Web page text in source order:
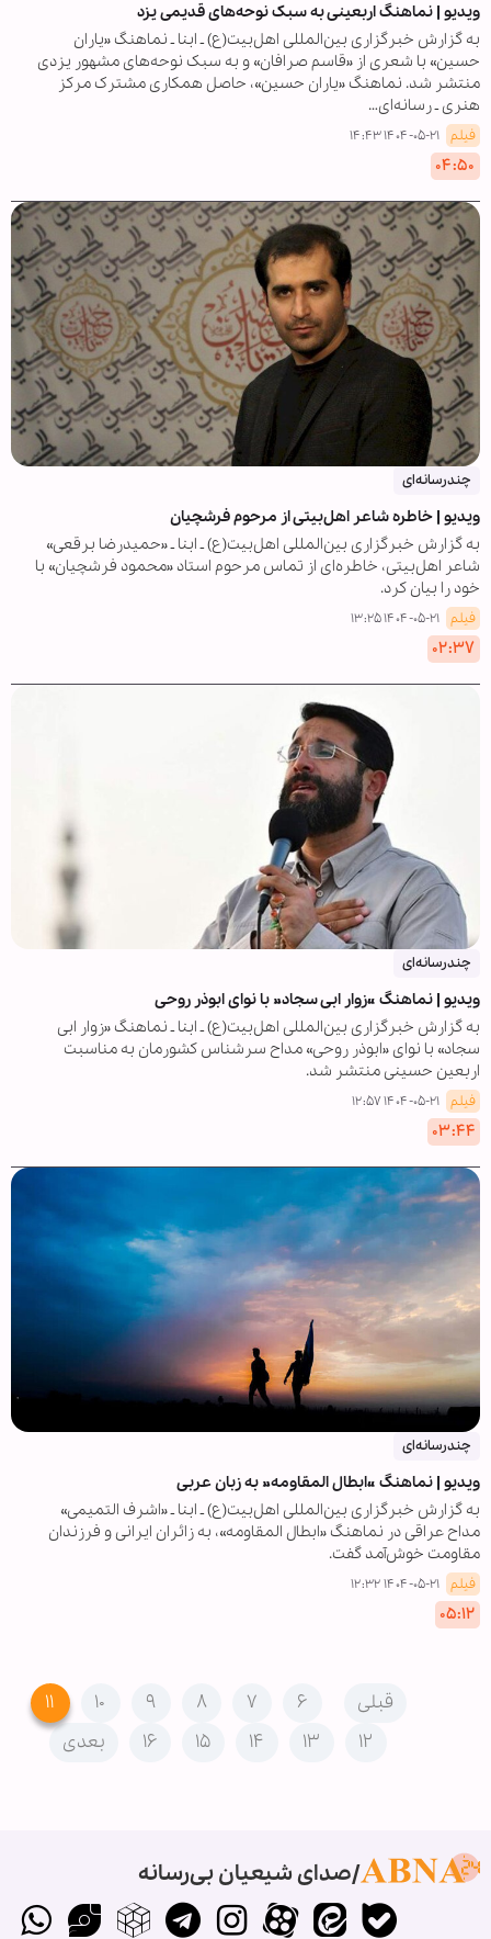
ویدیو | نماهنگ اربعینی به سبک نوحه‌های قدیمی یزد
به گزارش خبرگزاری بین‌المللی اهل‌بیت(ع) ـ ابنا ـ نماهنگ «یاران
حسین» با شعری از «قاسم صرافان» و به سبک نوحه‌های مشهور یزدی
منتشر شد. نماهنگ «یاران حسین»، حاصل همکاری مشترک مرکز
هنری ـ رسانه‌ای…
فیلم ۱۴۰۴-۰۵-۲۱ ۱۴:۴۳
۰۴:۵۰
چندرسانه‌ای
ویدیو | خاطره شاعر اهل‌بیتی از مرحوم فرشچیان
به گزارش خبرگزاری بین‌المللی اهل‌بیت(ع) ـ ابنا ـ «حمیدرضا برقعی»
شاعر اهل‌بیتی، خاطره‌ای از تماس مرحوم استاد «محمود فرشچیان» با
خود را بیان کرد.
فیلم ۱۴۰۴-۰۵-۲۱ ۱۳:۲۵
۰۲:۳۷
چندرسانه‌ای
ویدیو | نماهنگ «زوار ابی سجاد» با نوای ابوذر روحی
به گزارش خبرگزاری بین‌المللی اهل‌بیت(ع) ـ ابنا ـ نماهنگ «زوار ابی
سجاد» با نوای «ابوذر روحی» مداح سرشناس کشورمان به مناسبت
اربعین حسینی منتشر شد.
فیلم ۱۴۰۴-۰۵-۲۱ ۱۲:۵۷
۰۳:۴۴
چندرسانه‌ای
ویدیو | نماهنگ «ابطال المقاومه» به زبان عربی
به گزارش خبرگزاری بین‌المللی اهل‌بیت(ع) ـ ابنا ـ «اشرف التمیمی»
مداح عراقی در نماهنگ «ابطال المقاومه»، به زائران ایرانی و فرزندان
مقاومت خوش‌آمد گفت.
فیلم ۱۴۰۴-۰۵-۲۱ ۱۲:۳۲
۰۵:۱۲
قبلی ۶ ۷ ۸ ۹ ۱۰
۱۱
۱۲
۱۳ ۱۴ ۱۵ ۱۶ بعدی
صدای شیعیان بی‌رسانه